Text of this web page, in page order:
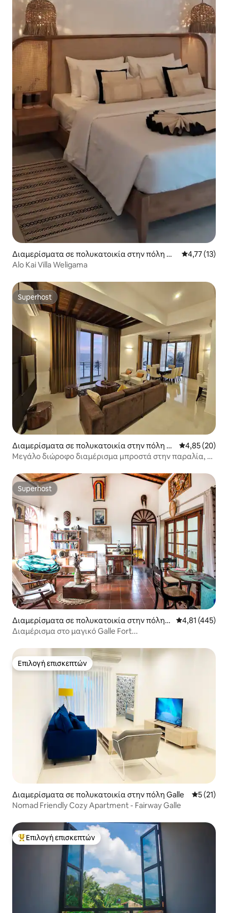
Διαμερίσματα σε πολυκατοικία στην πόλη W
eligama
Μέση
4,77 (13)
Alo Kai Villa Weligama
Superhost
Superhost
Διαμερίσματα σε πολυκατοικία στην πόλη G
alle
Μέση
4,85 (20)
Μεγάλο διώροφο διαμέρισμα μπροστά στην παραλία, 8
Superhost
Superhost
Διαμερίσματα σε πολυκατοικία στην πόλη
Galle
Μέση
4,81 (445)
Διαμέρισμα στο μαγικό Galle Fort...
Επιλογή επισκεπτών
Επιλογή επισκεπτών
Διαμερίσματα σε πολυκατοικία στην πόλη Galle Μέση
5 (21)
Nomad Friendly Cozy Apartment - Fairway Galle
Κορυφαία επιλογή επισκεπτών
Επιλογή επισκεπτών